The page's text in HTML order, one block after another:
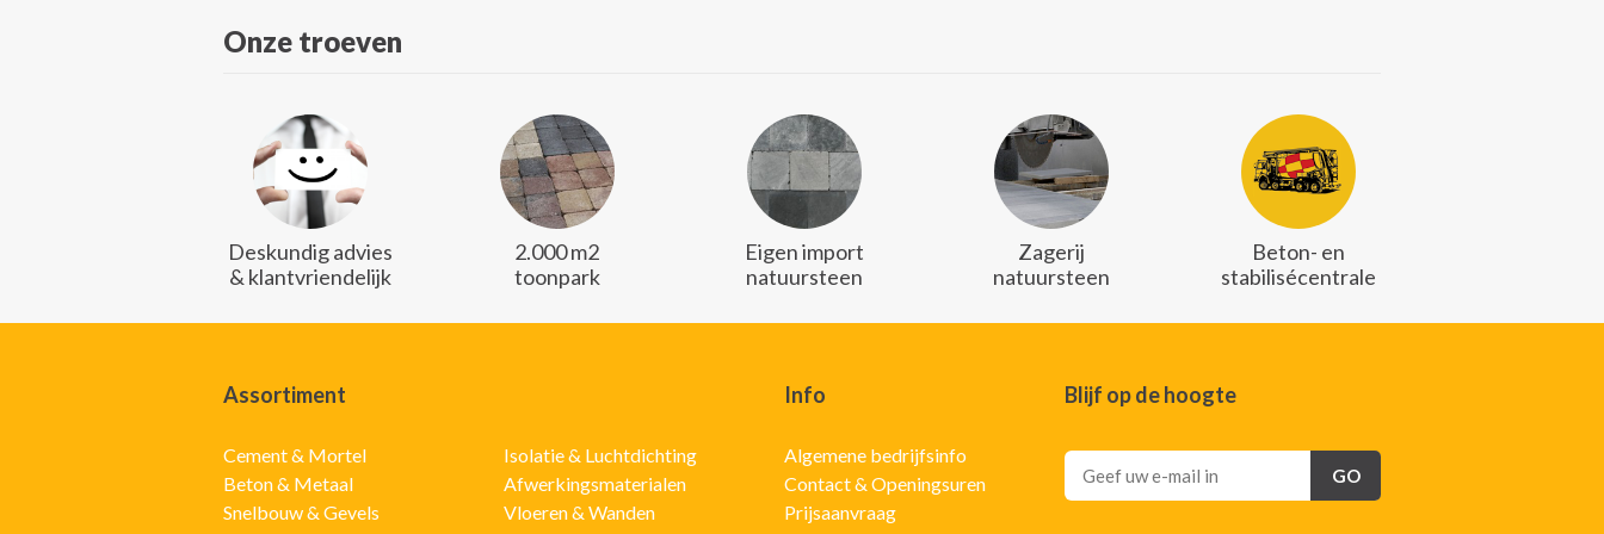
Onze troeven
Deskundig advies
& klantvriendelijk
2.000 m2
toonpark
Eigen import
natuursteen
Zagerij
natuursteen
Beton- en
stabilisécentrale
Assortiment
Cement & Mortel
Beton & Metaal
Snelbouw & Gevels
Isolatie & Luchtdichting
Afwerkingsmaterialen
Vloeren & Wanden
Info
Algemene bedrijfsinfo
Contact & Openingsuren
Prijsaanvraag
Blijf op de hoogte